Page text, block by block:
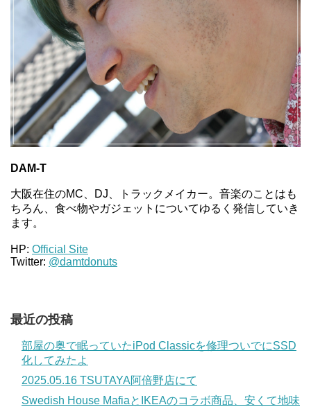
DAM-T
大阪在住のMC、DJ、トラックメイカー。音楽のことはも
ちろん、食べ物やガジェットについてゆるく発信していき
ます。
HP: Official Site
Twitter: @damtdonuts
最近の投稿
部屋の奥で眠っていたiPod Classicを修理ついでにSSD
化してみたよ
2025.05.16 TSUTAYA阿倍野店にて
Swedish House MafiaとIKEAのコラボ商品、安くて地味